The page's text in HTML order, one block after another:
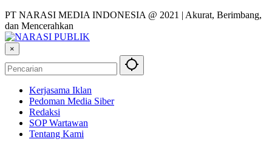
PT NARASI MEDIA INDONESIA @ 2021 | Akurat, Berimbang,
dan Mencerahkan
×
Kerjasama Iklan
Pedoman Media Siber
Redaksi
SOP Wartawan
Tentang Kami